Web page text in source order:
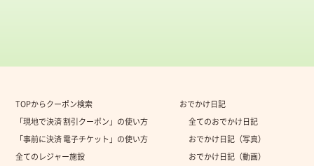
TOPからクーポン検索
「現地で決済 割引クーポン」の使い方
「事前に決済 電子チケット」の使い方
全てのレジャー施設
おでかけ日記
全てのおでかけ日記
おでかけ日記（写真）
おでかけ日記（動画）